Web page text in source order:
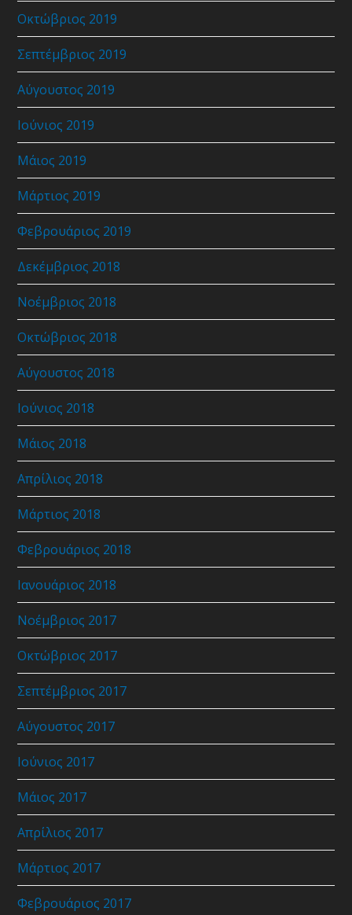
Οκτώβριος 2019
Σεπτέμβριος 2019
Αύγουστος 2019
Ιούνιος 2019
Μάιος 2019
Μάρτιος 2019
Φεβρουάριος 2019
Δεκέμβριος 2018
Νοέμβριος 2018
Οκτώβριος 2018
Αύγουστος 2018
Ιούνιος 2018
Μάιος 2018
Απρίλιος 2018
Μάρτιος 2018
Φεβρουάριος 2018
Ιανουάριος 2018
Νοέμβριος 2017
Οκτώβριος 2017
Σεπτέμβριος 2017
Αύγουστος 2017
Ιούνιος 2017
Μάιος 2017
Απρίλιος 2017
Μάρτιος 2017
Φεβρουάριος 2017